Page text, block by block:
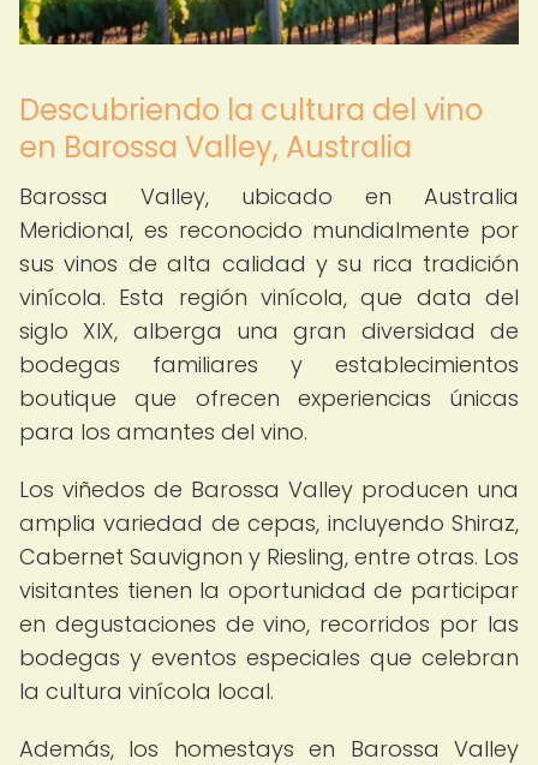
Descubriendo la cultura del vino
en Barossa Valley, Australia
Barossa Valley, ubicado en Australia
Meridional, es reconocido mundialmente por
sus vinos de alta calidad y su rica tradición
vinícola. Esta región vinícola, que data del
siglo XIX, alberga una gran diversidad de
bodegas familiares y establecimientos
boutique que ofrecen experiencias únicas
para los amantes del vino.
Los viñedos de Barossa Valley producen una
amplia variedad de cepas, incluyendo Shiraz,
Cabernet Sauvignon y Riesling, entre otras. Los
visitantes tienen la oportunidad de participar
en degustaciones de vino, recorridos por las
bodegas y eventos especiales que celebran
la cultura vinícola local.
Además, los homestays en Barossa Valley